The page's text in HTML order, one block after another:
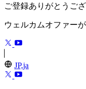
ご登録ありがとうござ
ウェルカムオファー
JP,ja